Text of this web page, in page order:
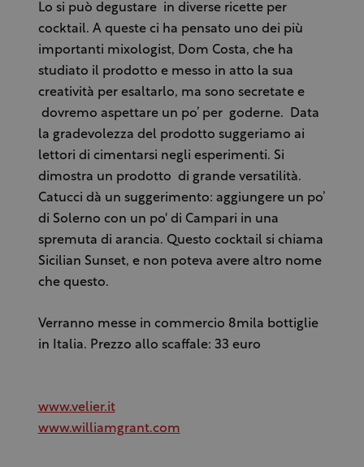
Lo si può degustare in diverse ricette per
cocktail. A queste ci ha pensato uno dei più
importanti mixologist, Dom Costa, che ha
studiato il prodotto e messo in atto la sua
creatività per esaltarlo, ma sono secretate e
dovremo aspettare un po’ per goderne. Data
la gradevolezza del prodotto suggeriamo ai
lettori di cimentarsi negli esperimenti. Si
dimostra un prodotto di grande versatilità.
Catucci dà un suggerimento: aggiungere un po’
di Solerno con un po' di Campari in una
spremuta di arancia. Questo cocktail si chiama
Sicilian Sunset, e non poteva avere altro nome
che questo.
Verranno messe in commercio 8mila bottiglie
in Italia. Prezzo allo scaffale: 33 euro
www.velier.it
www.williamgrant.com